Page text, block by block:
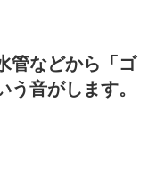
管などから「ゴ
音がします。